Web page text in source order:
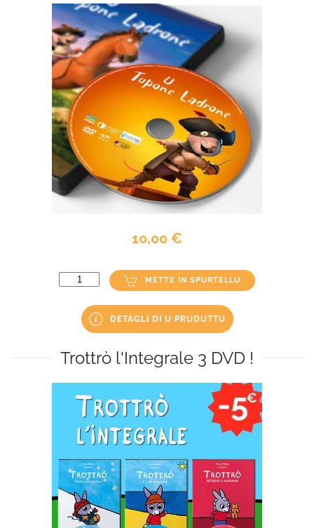
10,00 €
METTE IN SPURTELLU
DETAGLI DI U PRUDUTTU
Trottrò l'Integrale 3 DVD !